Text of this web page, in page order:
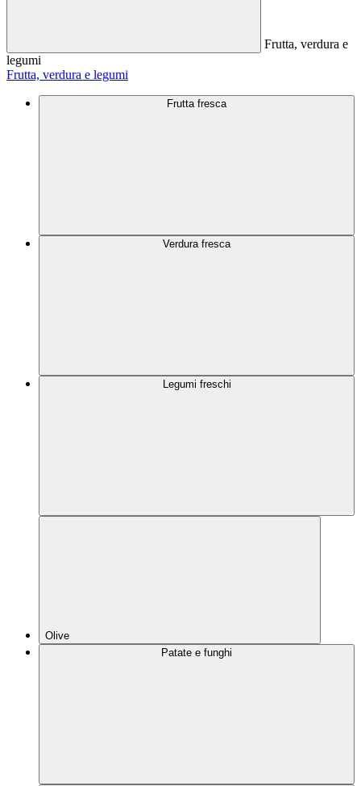
Frutta, verdura e
legumi
Frutta, verdura e legumi
Frutta fresca
Verdura fresca
Legumi freschi
Olive
Patate e funghi